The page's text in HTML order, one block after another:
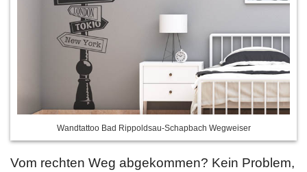
Wandtattoo Bad Rippoldsau-Schapbach Wegweiser
Vom rechten Weg abgekommen? Kein Problem,